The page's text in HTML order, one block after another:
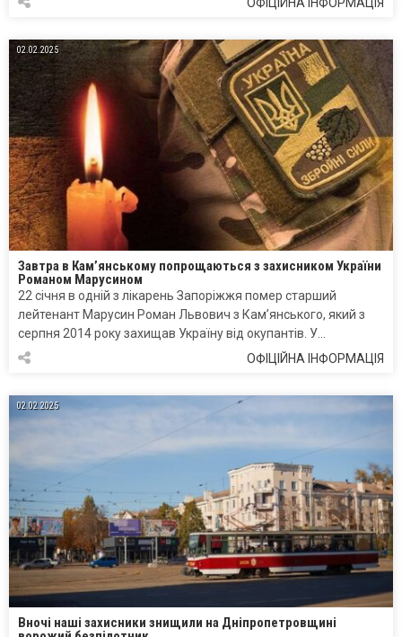
ОФІЦІЙНА ІНФОРМАЦІЯ
02.02.2025
Завтра в Кам’янському попрощаються з захисником України
Романом Марусином
22 січня в одній з лікарень Запоріжжя помер старший
лейтенант Марусин Роман Львович з Кам’янського, який з
серпня 2014 року захищав Україну від окупантів. У…
ОФІЦІЙНА ІНФОРМАЦІЯ
02.02.2025
Вночі наші захисники знищили на Дніпропетровщині